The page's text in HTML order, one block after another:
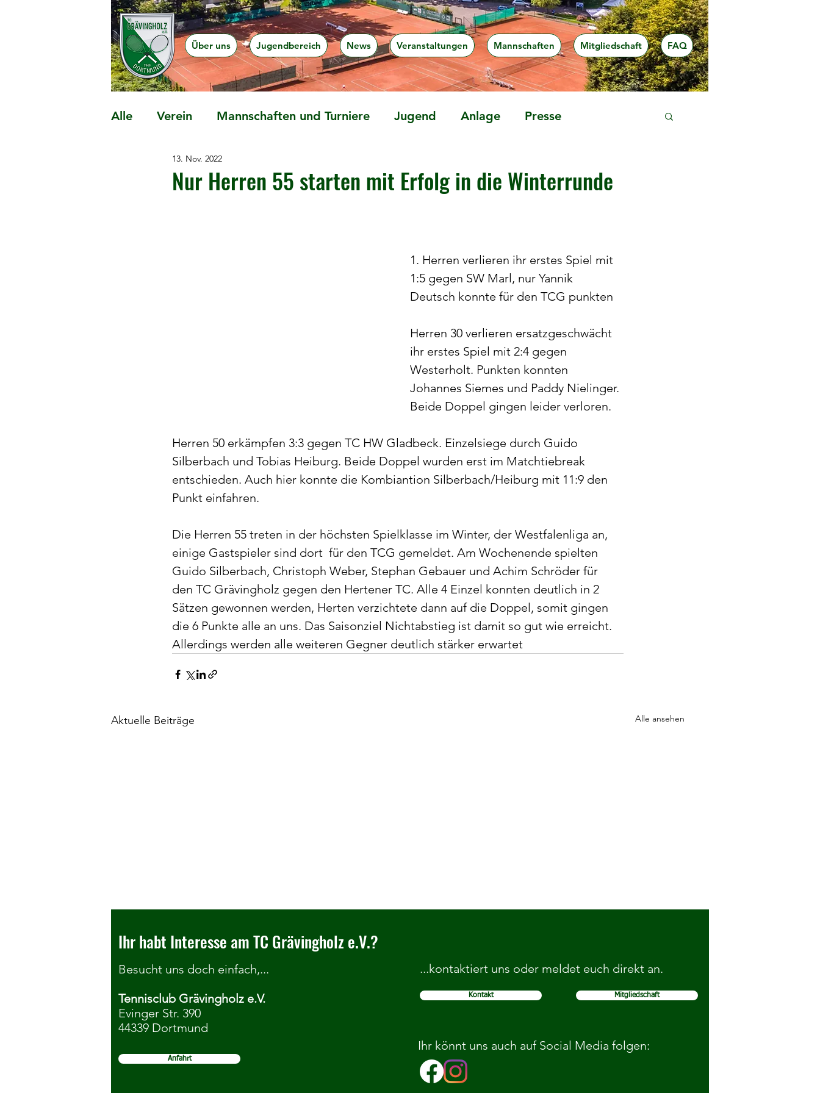
Über uns Jugendbereich News Veranstaltungen Mannschaften Mitgliedschaft FAQ
Alle Verein Mannschaften und Turniere Jugend Anlage Presse
Präventionsangebote
Nur Herren 55 starten mit Erfolg in die Winterrunde
13. Nov. 2022
1. Herren verlieren ihr erstes Spiel mit
1:5 gegen SW Marl, nur Yannik
Deutsch konnte für den TCG punkten
Herren 30 verlieren ersatzgeschwächt
ihr erstes Spiel mit 2:4 gegen
Westerholt. Punkten konnten
Johannes Siemes und Paddy Nielinger.
Beide Doppel gingen leider verloren.
Herren 50 erkämpfen 3:3 gegen TC HW Gladbeck. Einzelsiege durch Guido
Silberbach und Tobias Heiburg. Beide Doppel wurden erst im Matchtiebreak
entschieden. Auch hier konnte die Kombiantion Silberbach/Heiburg mit 11:9 den
Punkt einfahren.
Die Herren 55 treten in der höchsten Spielklasse im Winter, der Westfalenliga an,
einige Gastspieler sind dort  für den TCG gemeldet. Am Wochenende spielten
Guido Silberbach, Christoph Weber, Stephan Gebauer und Achim Schröder für
den TC Grävingholz gegen den Hertener TC. Alle 4 Einzel konnten deutlich in 2
Sätzen gewonnen werden, Herten verzichtete dann auf die Doppel, somit gingen
die 6 Punkte alle an uns. Das Saisonziel Nichtabstieg ist damit so gut wie erreicht.
Allerdings werden alle weiteren Gegner deutlich stärker erwartet
Aktuelle Beiträge Alle ansehen
Seniorenkonkurrenzen der
DortmundOpen ziehen zum TC
Ihr habt Interesse am TC Grävingholz e.V.?
Besucht uns doch einfach,...
Tennisclub Grävingholz e.V.
Evinger Str. 390
44339 Dortmund
Anfahrt
...kontaktiert uns oder meldet euch direkt an.
Kontakt Mitgliedschaft
Ihr könnt uns auch auf Social Media folgen: